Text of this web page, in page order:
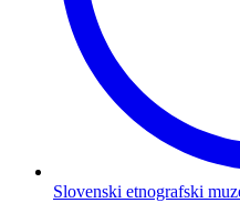
Slovenski etnografski